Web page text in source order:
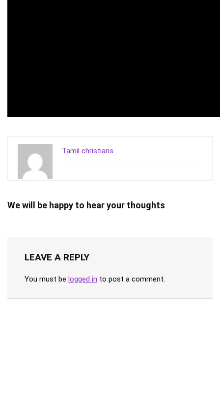
Tamil christians
We will be happy to hear your thoughts
LEAVE A REPLY
You must be logged in to post a comment.